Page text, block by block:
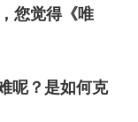
您觉得《唯
呢？是如何克